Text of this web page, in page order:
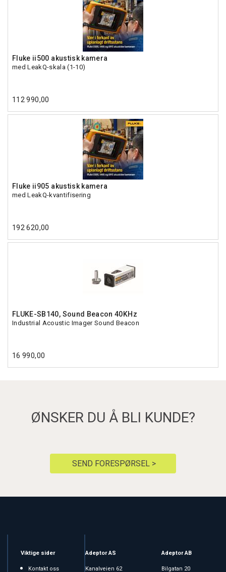
Fluke ii500 akustisk kamera
med LeakQ-skala (1-10)
112 990,00
Fluke ii905 akustisk kamera
med LeakQ-kvantifisering
192 620,00
FLUKE-SB140, Sound Beacon 40KHz
Industrial Acoustic Imager Sound Beacon
16 990,00
ØNSKER DU Å BLI KUNDE?
SEND FORESPØRSEL >
Viktige sider
Kontakt oss
Adeptor AS
Kanalveien 62
Adeptor AB
Bilgatan 20